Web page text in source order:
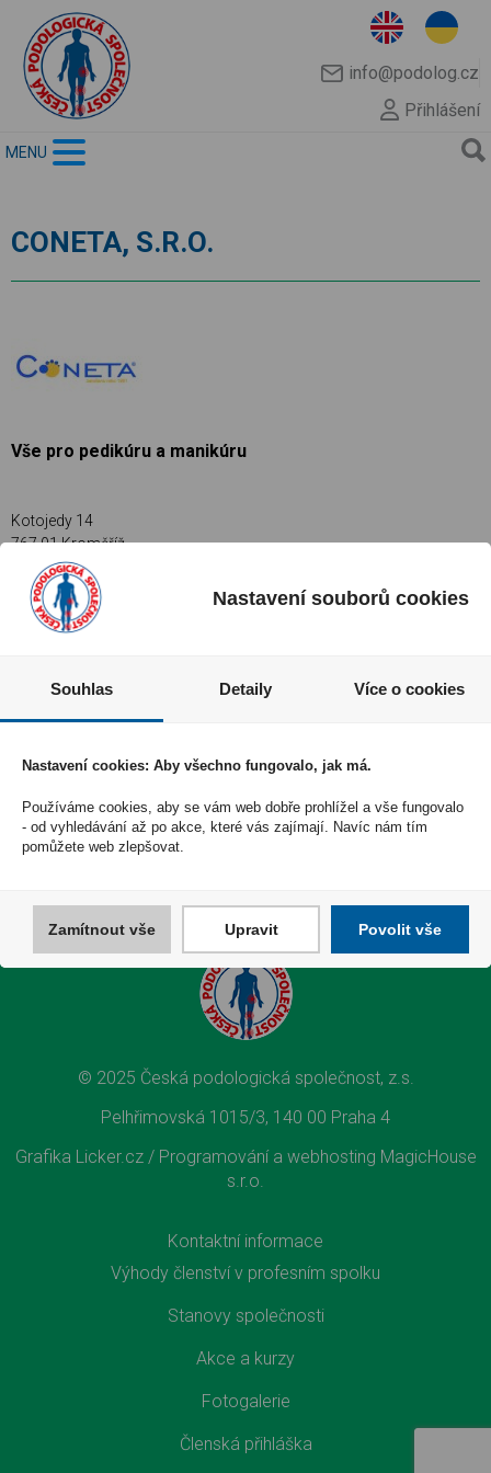
info@podolog.cz
Přihlášení
MENU
CONETA, S.R.O.
Vše pro pedikúru a manikúru
Kotojedy 14
767 01 Kroměříž
tel.: +420 577 663 668, +420 733 392 130
e-mail:coneta@coneta.cz
web: https://
CHCETE DOSTÁVAT INFO O NOVINKÁCH A AKCÍCH?
© 2025 Česká podologická společnost, z.s.
Pelhřimovská 1015/3, 140 00 Praha 4
Grafika Licker.cz / Programování a webhosting MagicHouse
s.r.o.
Kontaktní informace
Výhody členství v profesním spolku
Stanovy společnosti
Akce a kurzy
Fotogalerie
Členská přihláška
Nastavení souborů cookies
Souhlas Detaily Více o cookies
Nastavení cookies: Aby všechno fungovalo, jak má.
Používáme cookies, aby se vám web dobře prohlížel a vše fungovalo
- od vyhledávání až po akce, které vás zajímají. Navíc nám tím
pomůžete web zlepšovat.
Zamítnout vše Upravit Povolit vše